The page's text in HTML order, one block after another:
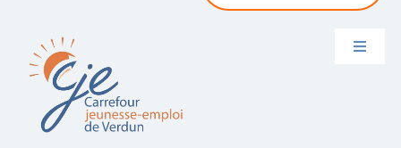
Toggle
Accueil